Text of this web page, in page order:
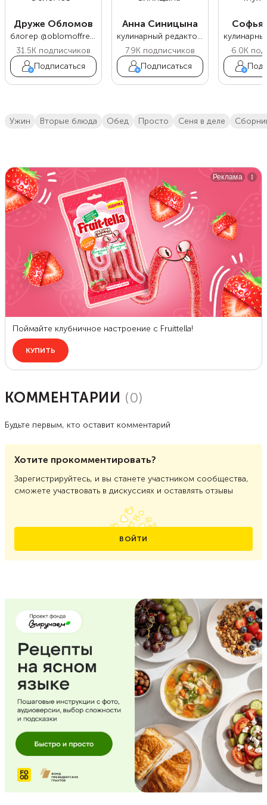
Друже Обломов
блогер @oblomoffrecipe
31.5K подписчиков
Подписаться
Анна Синицына
кулинарный редактор Food.ru
7.9K подписчиков
Подписаться
Софья
6.0K
ужин вторые блюда обед просто сеня в деле
КОММЕНТАРИИ (0)
Будьте первым, кто оставит комментарий
Хотите прокомментировать?
Зарегистрируйтесь, и вы станете участником сообщества,
сможете участвовать в дискуссиях и оставлять отзывы
ВОЙТИ